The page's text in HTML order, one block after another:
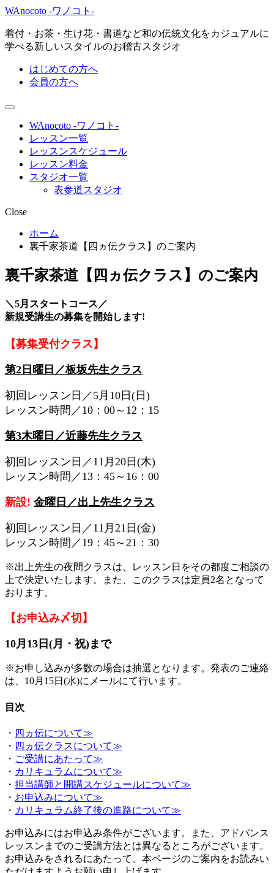
WAnocoto -ワノコト-
着付・お茶・生け花・書道など和の伝統文化をカジュアルに
学べる新しいスタイルのお稽古スタジオ
はじめての方へ
会員の方へ
WAnocoto -ワノコト-
レッスン一覧
レッスンスケジュール
レッスン料金
スタジオ一覧
表参道スタジオ
Close
ホーム
裏千家茶道【四ヵ伝クラス】のご案内
裏千家茶道【四ヵ伝クラス】のご案内
＼5月スタートコース／
新規受講生の募集を開始します!
【募集受付クラス】
第2日曜日／板坂先生クラス
初回レッスン日／5月10日(日)
レッスン時間／10：00～12：15
第3木曜日／近藤先生クラス
初回レッスン日／11月20日(木)
レッスン時間／13：45～16：00
新設! 金曜日／出上先生クラス
初回レッスン日／11月21日(金)
レッスン時間／19：45～21：30
※出上先生の夜間クラスは、レッスン日をその都度ご相談の
上で決定いたします。また、このクラスは定員2名となって
おります。
【お申込み〆切】
10月13日(月・祝)まで
※お申し込みが多数の場合は抽選となります。発表のご連絡
は、10月15日(水)にメールにて行います。
目次
・ 四ヵ伝について≫
・ 四ヵ伝クラスについて≫
・ ご受講にあたって≫
・ カリキュラムについて≫
・ 担当講師と開講スケジュールについて≫
・ お申込みについて≫
・ カリキュラム終了後の進路について≫
お申込みにはお申込み条件がございます。また、アドバンス
レッスンまでのご受講方法とは異なるところがございます。
お申込みをされるにあたって、本ページのご案内をお読みい